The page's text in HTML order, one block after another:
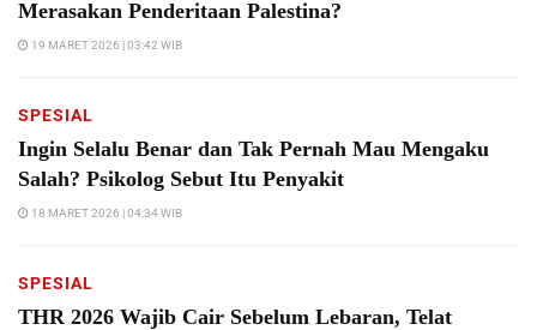
Merasakan Penderitaan Palestina?
19 MARET 2026 | 03:42 WIB
SPESIAL
Ingin Selalu Benar dan Tak Pernah Mau Mengaku
Salah? Psikolog Sebut Itu Penyakit
18 MARET 2026 | 04:34 WIB
SPESIAL
THR 2026 Wajib Cair Sebelum Lebaran, Telat